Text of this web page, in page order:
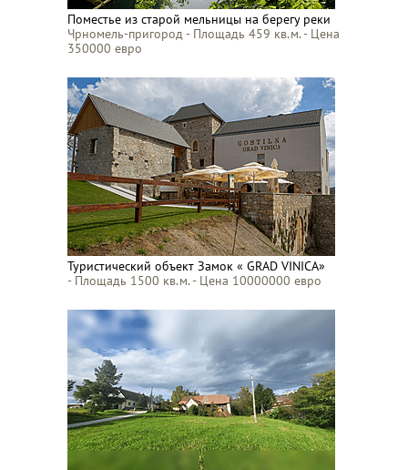
Поместье из старой мельницы на берегу реки
Чрномель-пригород - Площадь 459 кв.м. - Цена
350000 евро
Туристический объект Замок « GRAD VINICA»
- Площадь 1500 кв.м. - Цена 10000000 евро